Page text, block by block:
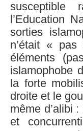
susceptible
l’Education
sorties
n’était «
éléments
islamophobe
la forte
droite et le
même d’alibi
et